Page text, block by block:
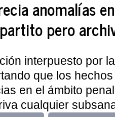
anomalías
pero
interpuesto por
que los
en el ámbito
cualquier